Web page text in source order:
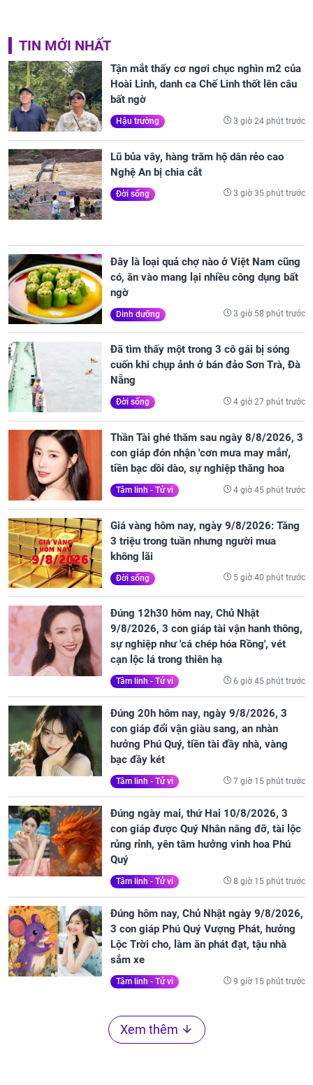
TIN MỚI NHẤT
Tận mắt thấy cơ ngơi chục nghìn m2 của
Hoài Linh, danh ca Chế Linh thốt lên câu
bất ngờ
Hậu trường 3 giờ 24 phút trước
Lũ bủa vây, hàng trăm hộ dân rẻo cao
Nghệ An bị chia cắt
Đời sống 3 giờ 35 phút trước
Đây là loại quả chợ nào ở Việt Nam cũng
có, ăn vào mang lại nhiều công dụng bất
ngờ
Dinh dưỡng 3 giờ 58 phút trước
Đã tìm thấy một trong 3 cô gái bị sóng
cuốn khi chụp ảnh ở bán đảo Sơn Trà, Đà
Nẵng
Đời sống 4 giờ 27 phút trước
Thần Tài ghé thăm sau ngày 8/8/2026, 3
con giáp đón nhận 'cơn mưa may mắn',
tiền bạc dồi dào, sự nghiệp thăng hoa
Tâm linh - Tử vi 4 giờ 45 phút trước
Giá vàng hôm nay, ngày 9/8/2026: Tăng
3 triệu trong tuần nhưng người mua
không lãi
Đời sống 5 giờ 40 phút trước
Đúng 12h30 hôm nay, Chủ Nhật
9/8/2026, 3 con giáp tài vận hanh thông,
sự nghiệp như 'cá chép hóa Rồng', vét
cạn lộc lá trong thiên hạ
Tâm linh - Tử vi 6 giờ 45 phút trước
Đúng 20h hôm nay, ngày 9/8/2026, 3
con giáp đổi vận giàu sang, an nhàn
hưởng Phú Quý, tiền tài đầy nhà, vàng
bạc đầy két
Tâm linh - Tử vi 7 giờ 15 phút trước
Đúng ngày mai, thứ Hai 10/8/2026, 3
con giáp được Quý Nhân nâng đỡ, tài lộc
rủng rỉnh, yên tâm hưởng vinh hoa Phú
Quý
Tâm linh - Tử vi 8 giờ 15 phút trước
Đúng hôm nay, Chủ Nhật ngày 9/8/2026,
3 con giáp Phú Quý Vượng Phát, hưởng
Lộc Trời cho, làm ăn phát đạt, tậu nhà
sắm xe
Tâm linh - Tử vi 9 giờ 15 phút trước
Xem thêm